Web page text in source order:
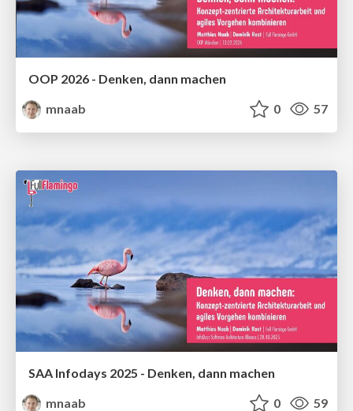
OOP 2026 - Denken, dann machen
mnaab
0 57
SAA Infodays 2025 - Denken, dann machen
mnaab
0 59